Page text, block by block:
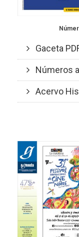
Gaceta
Números
Acervo